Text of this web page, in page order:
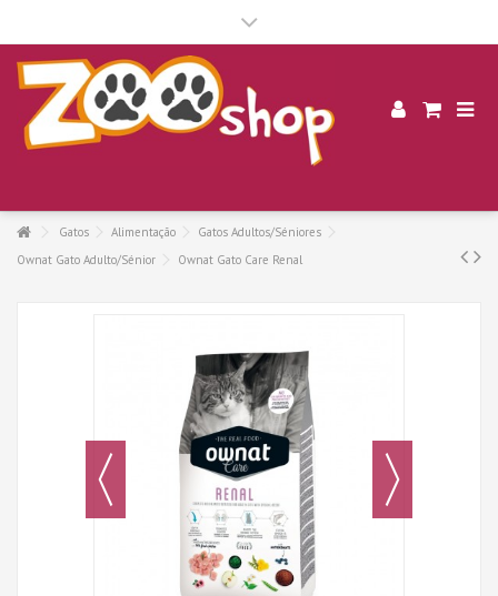
Gatos Alimentação
Gatos Adultos/Séniores
Ownat Gato Adulto/Sénior
Ownat Gato Care Renal